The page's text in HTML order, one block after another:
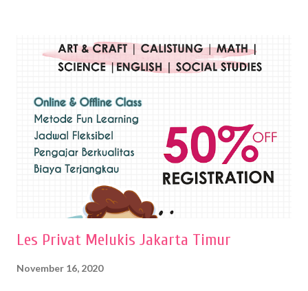
menggunakan bahan dasar cat air, cat akrilik, atau cat minyak dengan
sapuan warna cat yang tebal. Dengan memberikan sapuan warna
pelukis untuk menghasilkan lukisan yang mempesona dan tentunya
bernilai tinggi. Ciri teknik plakat Ciri-ciri teknik plakat, yaitu: Sapuan
warna yang kental dan tebal. Hasil lukisan menutupi seluruh bagian
medianya Mem...
Les Privat Melukis Jakarta Timur
November 16, 2020